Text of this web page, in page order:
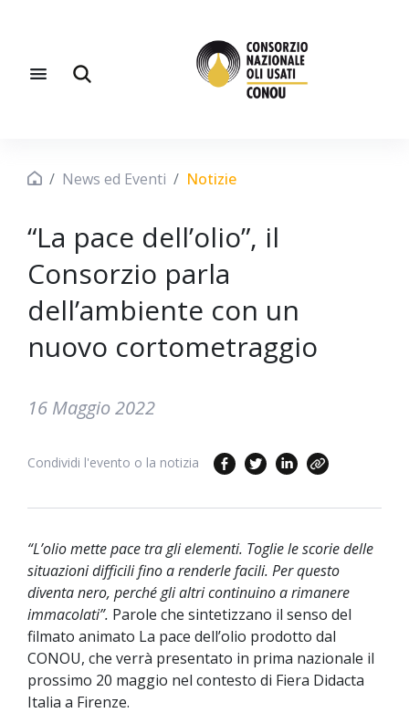
News ed Eventi Notizie
“La pace dell’olio”, il
Consorzio parla
dell’ambiente con un
nuovo cortometraggio
16 Maggio 2022
Condividi l'evento o la notizia
“L’olio mette pace tra gli elementi. Toglie le scorie delle
situazioni difficili fino a renderle facili. Per questo
diventa nero, perché gli altri continuino a rimanere
immacolati”. Parole che sintetizzano il senso del
filmato animato La pace dell’olio prodotto dal
CONOU, che verrà presentato in prima nazionale il
prossimo 20 maggio nel contesto di Fiera Didacta
Italia a Firenze.